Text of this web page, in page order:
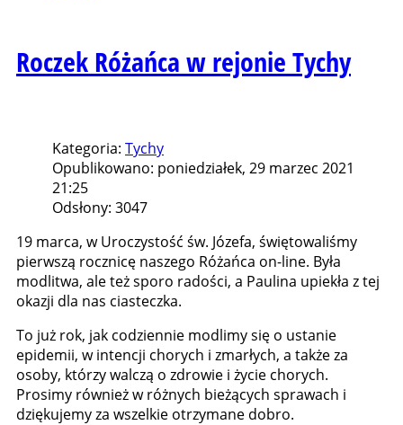
Roczek Różańca w rejonie Tychy
Kategoria: Tychy
Opublikowano: poniedziałek, 29 marzec 2021
21:25
Odsłony: 3047
19 marca, w Uroczystość św. Józefa, świętowaliśmy
pierwszą rocznicę naszego Różańca on-line. Była
modlitwa, ale też sporo radości, a Paulina upiekła z tej
okazji dla nas ciasteczka.
To już rok, jak codziennie modlimy się o ustanie
epidemii, w intencji chorych i zmarłych, a także za
osoby, którzy walczą o zdrowie i życie chorych.
Prosimy również w różnych bieżących sprawach i
dziękujemy za wszelkie otrzymane dobro.